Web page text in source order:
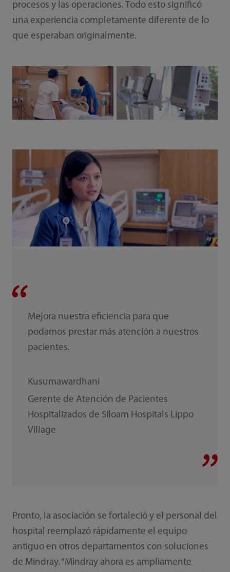
procesos y las operaciones. Todo esto significó
una experiencia completamente diferente de lo
que esperaban originalmente.
Mejora nuestra eficiencia para que
podamos prestar más atención a nuestros
pacientes.
Kusumawardhani
Gerente de Atención de Pacientes
Hospitalizados de Siloam Hospitals Lippo
Village
Pronto, la asociación se fortaleció y el personal del
hospital reemplazó rápidamente el equipo
antiguo en otros departamentos con soluciones
de Mindray. “Mindray ahora es ampliamente